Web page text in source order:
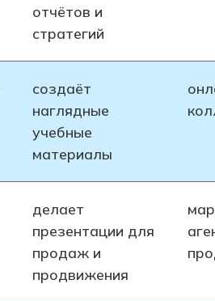
отчётов и
стратегий
создаёт
наглядные
учебные
материалы
делает
презентации для
продаж и
продвижения